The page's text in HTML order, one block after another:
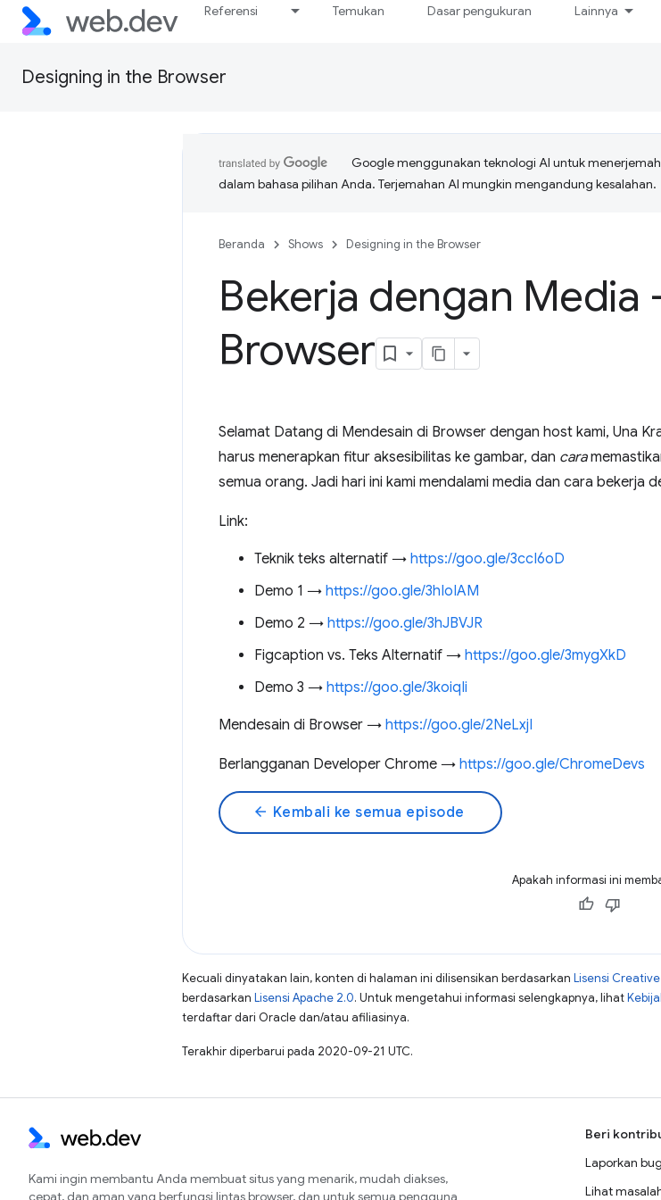
Referensi Temukan Dasar pengukuran Lainnya
Designing in the Browser
Google menggunakan teknologi AI untuk
dalam bahasa pilihan Anda. Terjemahan AI mungkin mengandung kesalahan.
Beranda Shows Designing in the Browser
Bekerja dengan Media
Browser
Selamat Datang di Mendesain di Browser dengan host kami, Una
harus menerapkan fitur aksesibilitas ke gambar, dan cara
semua orang. Jadi hari ini kami mendalami media dan cara bekerja
Link:
Teknik teks alternatif → https://goo.gle/3ccI6oD
Demo 1 → https://goo.gle/3hIoIAM
Demo 2 → https://goo.gle/3hJBVJR
Figcaption vs. Teks Alternatif → https://goo.gle/3mygXkD
Demo 3 → https://goo.gle/3koiqIi
Mendesain di Browser → https://goo.gle/2NeLxjI
Berlangganan Developer Chrome → https://goo.gle/ChromeDevs
arrow_back Kembali ke semua episode
Apakah informasi ini
Kecuali dinyatakan lain, konten di halaman ini dilisensikan berdasarkan Lisensi
berdasarkan Lisensi Apache 2.0. Untuk mengetahui informasi selengkapnya, lihat
terdaftar dari Oracle dan/atau afiliasinya.
Terakhir diperbarui pada 2020-09-21 UTC.
Kami ingin membantu Anda membuat situs yang menarik, mudah diakses,
cepat, dan aman yang berfungsi lintas browser, dan untuk semua pengguna
Beri
Laporkan bug
Lihat